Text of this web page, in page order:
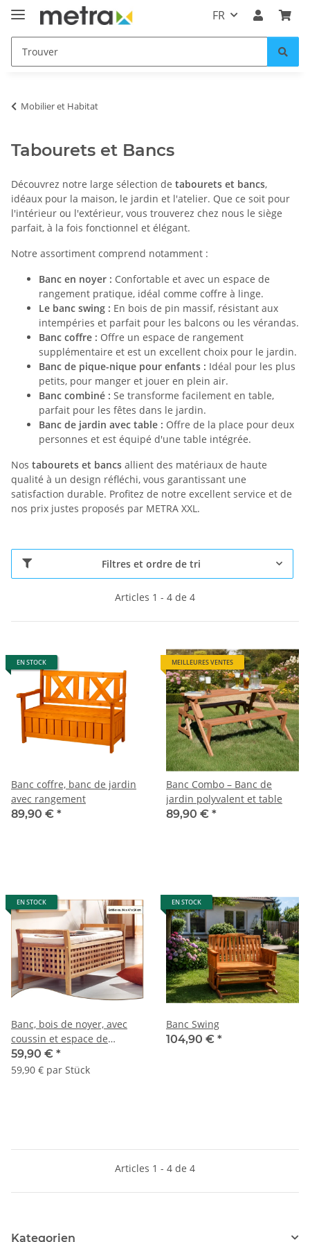
FR
Mobilier et Habitat
Tabourets et Bancs
Découvrez notre large sélection de tabourets et bancs,
idéaux pour la maison, le jardin et l'atelier. Que ce soit pour
l'intérieur ou l'extérieur, vous trouverez chez nous le siège
parfait, à la fois fonctionnel et élégant.
Notre assortiment comprend notamment :
Banc en noyer : Confortable et avec un espace de
rangement pratique, idéal comme coffre à linge.
Le banc swing : En bois de pin massif, résistant aux
intempéries et parfait pour les balcons ou les vérandas.
Banc coffre : Offre un espace de rangement
supplémentaire et est un excellent choix pour le jardin.
Banc de pique-nique pour enfants : Idéal pour les plus
petits, pour manger et jouer en plein air.
Banc combiné : Se transforme facilement en table,
parfait pour les fêtes dans le jardin.
Banc de jardin avec table : Offre de la place pour deux
personnes et est équipé d'une table intégrée.
Nos tabourets et bancs allient des matériaux de haute
qualité à un design réfléchi, vous garantissant une
satisfaction durable. Profitez de notre excellent service et de
nos prix justes proposés par METRA XXL.
Filtres et ordre de tri
Articles 1 - 4 de 4
EN STOCK
Banc coffre, banc de jardin
avec rangement
89,90 € *
MEILLEURES VENTES
Banc Combo – Banc de
jardin polyvalent et table
89,90 € *
EN STOCK
Banc, bois de noyer, avec
coussin et espace de
rangement.
59,90 € *
59,90 € par Stück
EN STOCK
Banc Swing
104,90 € *
Articles 1 - 4 de 4
Kategorien